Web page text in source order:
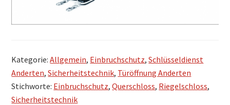
Kategorie:Allgemein, Einbruchschutz,Schlüsseldienst
Anderten,Sicherheitstechnik, Türöffnung Anderten
Stichworte: Einbruchschutz,Querschloss, Riegelschloss,
Sicherheitstechnik